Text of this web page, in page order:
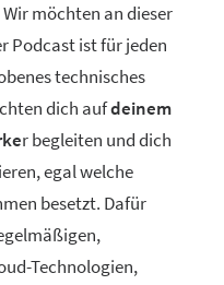
möchten an dieser
Podcast ist für jeden
technisches
dich aufdeinem
r begleiten und dich
egal welche
besetzt. Dafür
Technologien,